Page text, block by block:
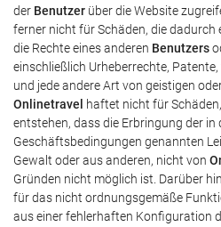
der Benutzer über die Website
ferner nicht für Schäden, die dadurch
die Rechte eines anderen Benutzers
einschließlich Urheberrechte,
und jede andere Art von geistigen
Onlinetravel
haftet nicht für
entstehen, dass die Erbringung der in
Geschäftsbedingungen genannten
Gewalt oder aus anderen, nicht von
Gründen nicht möglich ist. Darüber
für das nicht ordnungsgemäße
aus einer fehlerhaften Konfiguration